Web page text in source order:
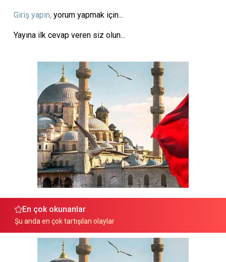
Giriş yapın, yorum yapmak için...
Yayına ilk cevap veren siz olun...
En çok okunanlar
Şu anda en çok tartışılan olaylar